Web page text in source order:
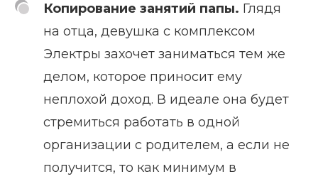
Копирование занятий папы. Глядя
на отца, девушка с комплексом
Электры захочет заниматься тем же
делом, которое приносит ему
неплохой доход. В идеале она будет
стремиться работать в одной
организации с родителем, а если не
получится, то как минимум в